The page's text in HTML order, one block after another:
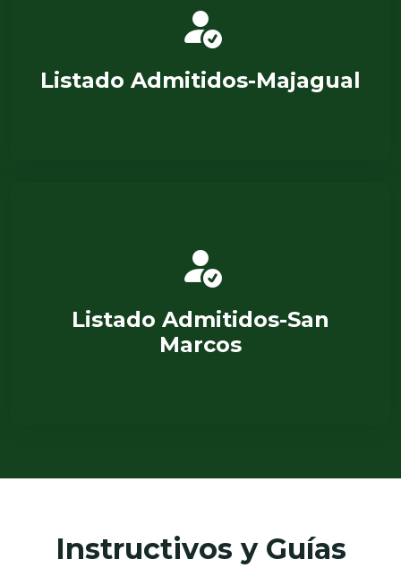
Listado Admitidos-Majagual
Listado Admitidos-San
Marcos
Instructivos y Guías